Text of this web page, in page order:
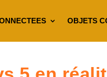
OBJETS